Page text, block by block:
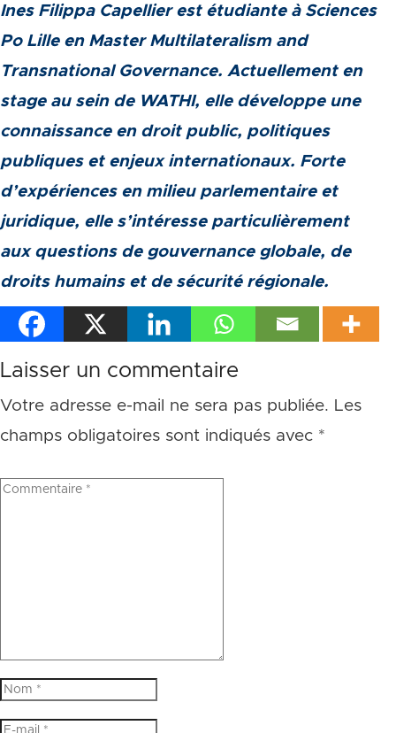
Ines Filippa Capellier est étudiante à Sciences
Po Lille en Master Multilateralism and
Transnational Governance. Actuellement en
stage au sein de WATHI, elle développe une
connaissance en droit public, politiques
publiques et enjeux internationaux. Forte
d’expériences en milieu parlementaire et
juridique, elle s’intéresse particulièrement
aux questions de gouvernance globale, de
droits humains et de sécurité régionale.
Laisser un commentaire
Votre adresse e-mail ne sera pas publiée. Les
champs obligatoires sont indiqués avec *